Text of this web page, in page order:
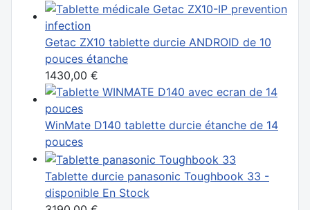
Getac ZX10 tablette durcie ANDROID de 10
pouces étanche
1430,00 €
WinMate D140 tablette durcie étanche de 14
pouces
Tablette durcie panasonic Toughbook 33 -
disponible En Stock